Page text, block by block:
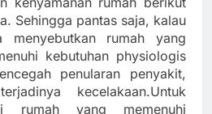
Sehingga pantas saja, kalau
menyebutkan rumah yang
kebutuhan physiologis
penularan penyakit,
kecelakaan.Untuk
rumah yang memenuhi